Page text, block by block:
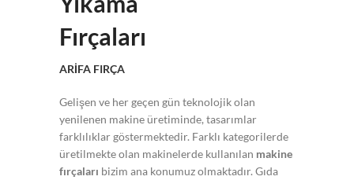
Fırçaları
ARİFA FIRÇA
Gelişen ve her geçen gün teknolojik olan
yenilenen makine üretiminde, tasarımlar
farklılıklar göstermektedir. Farklı kategorilerde
üretilmekte olan makinelerde kullanılan makine
fırçaları bizim ana konumuz olmaktadır. Gıda